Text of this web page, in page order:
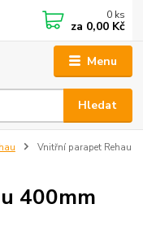
Menu
Hledat
0 ks
za 0,00 Kč
Vnitřní parapet Rehau
400mm